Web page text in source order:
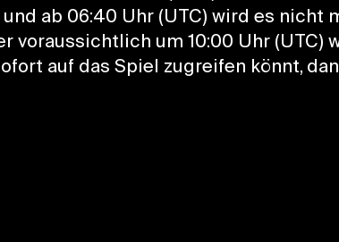
ab 06:40 Uhr (UTC) wird es nicht
voraussichtlich um 10:00 Uhr
auf das Spiel zugreifen könnt,